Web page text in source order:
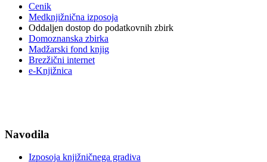
Cenik
Medknjižnična izposoja
Oddaljen dostop do podatkovnih zbirk
Domoznanska zbirka
Madžarski fond knjig
Brezžični internet
e-Knjižnica
Navodila
Izposoja knjižničnega gradiva